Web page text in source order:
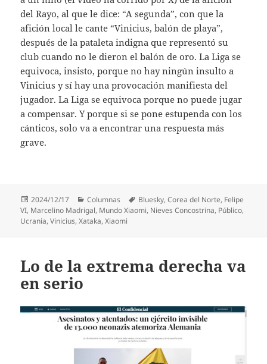
del Rayo, al que le dice: “A segunda”, con que la
afición local le cante “Vinicius, balón de playa”,
después de la pataleta indigna que representó su
club cuando no le dieron el balón de oro. La Liga se
equivoca, insisto, porque no hay ningún insulto a
Vinicius y sí hay una provocación manifiesta del
jugador. La Liga se equivoca porque no puede jugar
a compensar. Y porque si se pone estupenda con los
cánticos, solo va a encontrar una respuesta más
grave.
Publicado
el
2024/12/17 Categorías
Columnas Etiquetas
Bluesky,Corea del Norte, Felipe
VI, Marcelino Madrigal, Mundo Xiaomi, Nieves Concostrina, Público,
Ucrania,Vinicius,Xataka,Xiaomi
Lo de la extrema derecha va
en serio